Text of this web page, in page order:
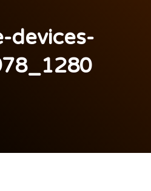
devices-